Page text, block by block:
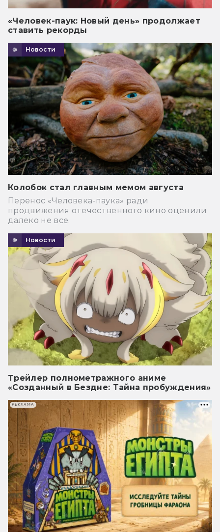
«Человек-паук: Новый день» продолжает
ставить рекорды
Новости
Колобок стал главным мемом августа
Перенос «Человека-паука» ради
продвижения отечественного кино оценили
далеко не все.
Новости
Трейлер полнометражного аниме
«Созданный в Бездне: Тайна пробуждения»
РЕКЛАМА